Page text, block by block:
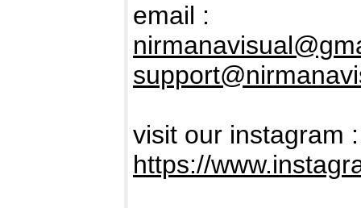
email :
visit our instagram :
https://